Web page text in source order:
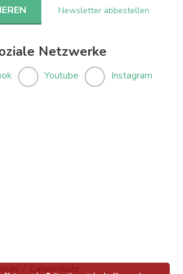
Newsletter abbestellen
Netzwerke
Youtube Instagram
Datenschutz